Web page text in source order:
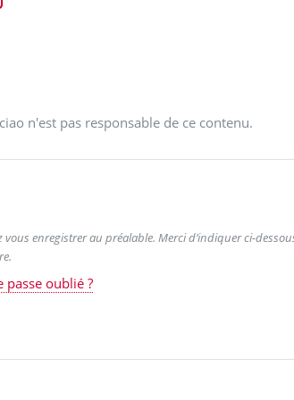
n'est pas responsable de ce contenu.
enregistrer au préalable. Merci d’indiquer ci-
passe oublié ?